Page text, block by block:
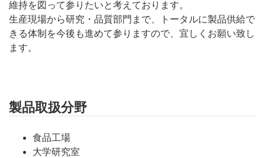
維持を図って参りたいと考えております。
生産現場から研究・品質部門まで、トータルに製品供給で
きる体制を今後も進めて参りますので、宜しくお願い致し
ます。
製品取扱分野
食品工場
大学研究室